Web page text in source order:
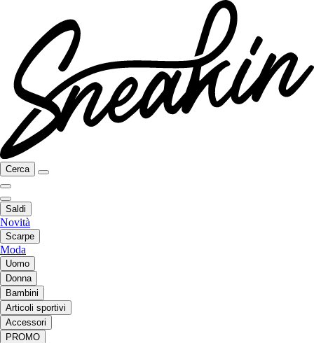
Cerca
Saldi
Novità
Scarpe
Moda
Uomo
Donna
Bambini
Articoli sportivi
Accessori
PROMO